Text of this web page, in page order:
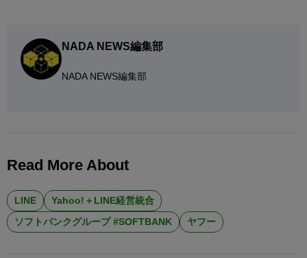
NADA NEWS編集部
NADA NEWS編集部
Read More About
LINE
Yahoo!＋LINE経営統合
ソフトバンクグループ #SOFTBANK
ヤフー